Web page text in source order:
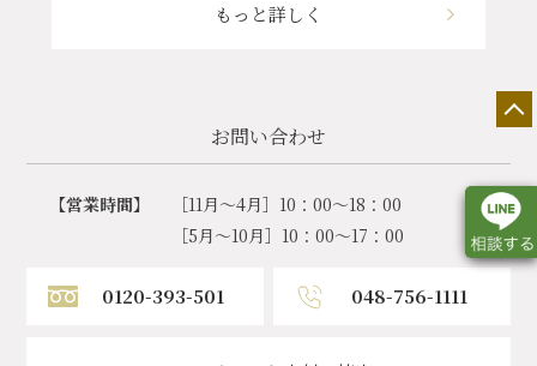
もっと詳しく
お問い合わせ
【営業時間】
［11月～4月］10：00～18：00
［5月～10月］10：00～17：00
0120-393-501 048-756-1111